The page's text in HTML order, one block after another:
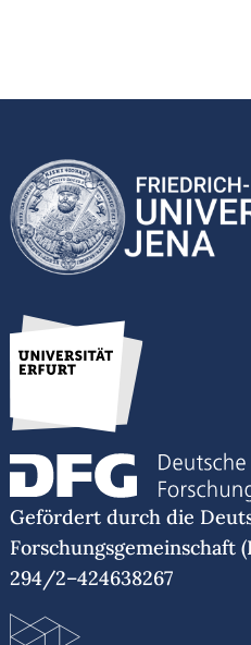
Gefördert durch die
Forschungsgemeinschaft
294/2–424638267